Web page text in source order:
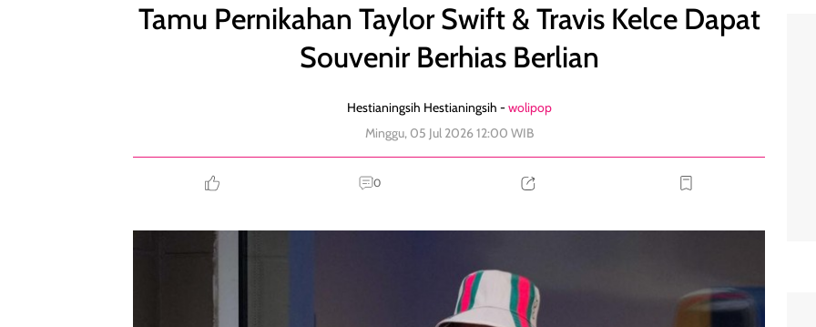
Tamu Pernikahan Taylor Swift & Travis Kelce Dapat
Souvenir Berhias Berlian
Hestianingsih Hestianingsih -wolipop
Minggu, 05 Jul 2026 12:00 WIB
0